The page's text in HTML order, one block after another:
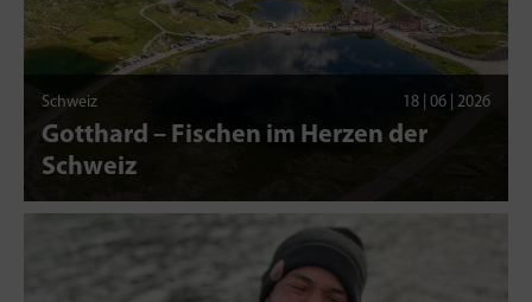
Schweiz 18 | 06 | 2026
Gotthard – Fischen im Herzen der
Schweiz